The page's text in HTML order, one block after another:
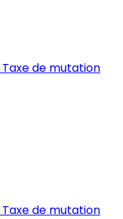
Taxe de mutation
Taxe de mutation